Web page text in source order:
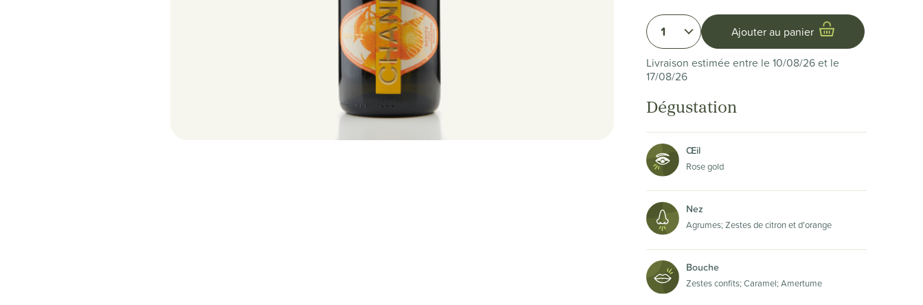
1 Ajouter au panier
Livraison estimée entre le 10/08/26 et le
17/08/26
Dégustation
Œil
Rose gold
Nez
Agrumes; Zestes de citron et d'orange
Bouche
Zestes confits; Caramel; Amertume